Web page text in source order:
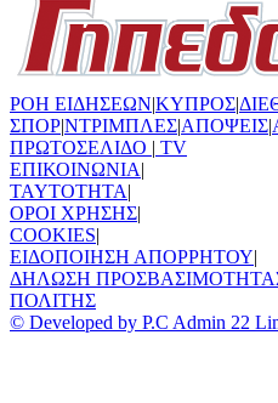
ΡΟΗ ΕΙΔΗΣΕΩΝ|ΚΥΠΡΟΣ|
ΣΠΟΡ|ΝΤΡΙΜΠΛΕΣ|ΑΠΟΨΕΙΣ|
ΠΡΩΤΟΣΕΛΙΔΟ | TV
ΕΠΙΚΟΙΝΩΝΙΑ|
TAYTOTHTA|
ΟΡΟΙ ΧΡΗΣΗΣ|
COOKIES|
ΕΙΔΟΠΟΙΗΣΗ ΑΠΟΡΡΗΤΟΥ|
ΔΗΛΩΣΗ
ΠΟΛΙΤΗΣ
© Developed by P.C Admin 22